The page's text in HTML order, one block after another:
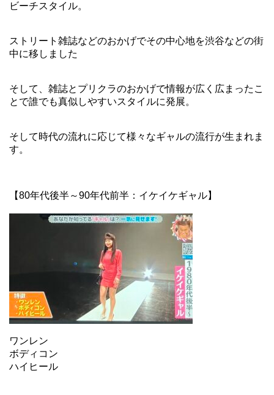
ビーチスタイル。
ストリート雑誌などのおかげでその中心地を渋谷などの街
中に移しました
そして、雑誌とプリクラのおかげで情報が広く広まったこ
とで誰でも真似しやすいスタイルに発展。
そして時代の流れに応じて様々なギャルの流行が生まれま
す。
【80年代後半～90年代前半：イケイケギャル】
ワンレン
ボディコン
ハイヒール